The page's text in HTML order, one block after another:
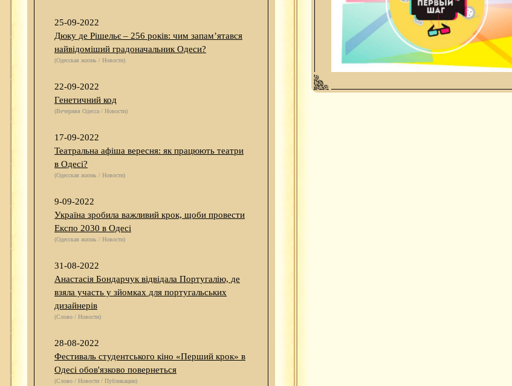
25-09-2022
Дюку де Рішельє – 256 років: чим запам’ятався
найвідоміший градоначальник Одеси?
(Одесская жизнь / Новости)
22-09-2022
Генетичний код
(Вечерняя Одесса / Новости)
17-09-2022
Театральна афіша вересня: як працюють театри
в Одесі?
(Одесская жизнь / Новости)
9-09-2022
Україна зробила важливий крок, щоби провести
Експо 2030 в Одесі
(Одесская жизнь / Новости)
31-08-2022
Анастасія Бондарчук відвідала Португалію, де
взяла участь у зйомках для португальських
дизайнерів
(Слово / Новости)
28-08-2022
Фестиваль студентського кіно «Перший крок» в
Одесі обов'язково повернеться
(Слово / Новости / Публикации)